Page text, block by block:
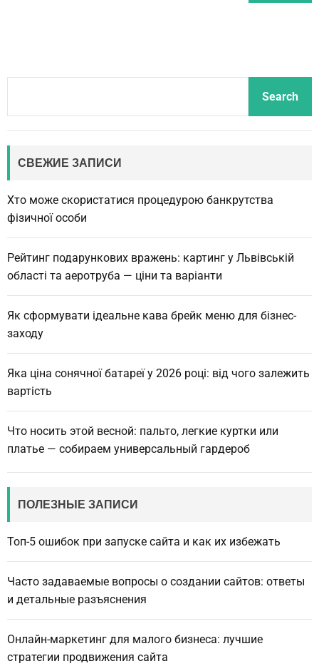
Search
СВЕЖИЕ ЗАПИСИ
Хто може скористатися процедурою банкрутства
фізичної особи
Рейтинг подарункових вражень: картинг у Львівській
області та аеротруба — ціни та варіанти
Як сформувати ідеальне кава брейк меню для бізнес-
заходу
Яка ціна сонячної батареї у 2026 році: від чого залежить
вартість
Что носить этой весной: пальто, легкие куртки или
платье — собираем универсальный гардероб
ПОЛЕЗНЫЕ ЗАПИСИ
Топ-5 ошибок при запуске сайта и как их избежать
Часто задаваемые вопросы о создании сайтов: ответы
и детальные разъяснения
Онлайн-маркетинг для малого бизнеса: лучшие
стратегии продвижения сайта